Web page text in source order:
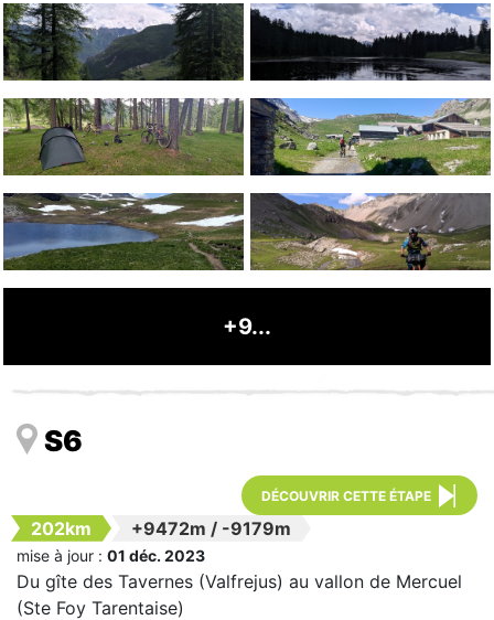
+9...
S6
DÉCOUVRIR CETTE ÉTAPE
202km +9472m / -9179m
mise à jour : 01 déc. 2023
Du gîte des Tavernes (Valfrejus) au vallon de Mercuel
(Ste Foy Tarentaise)